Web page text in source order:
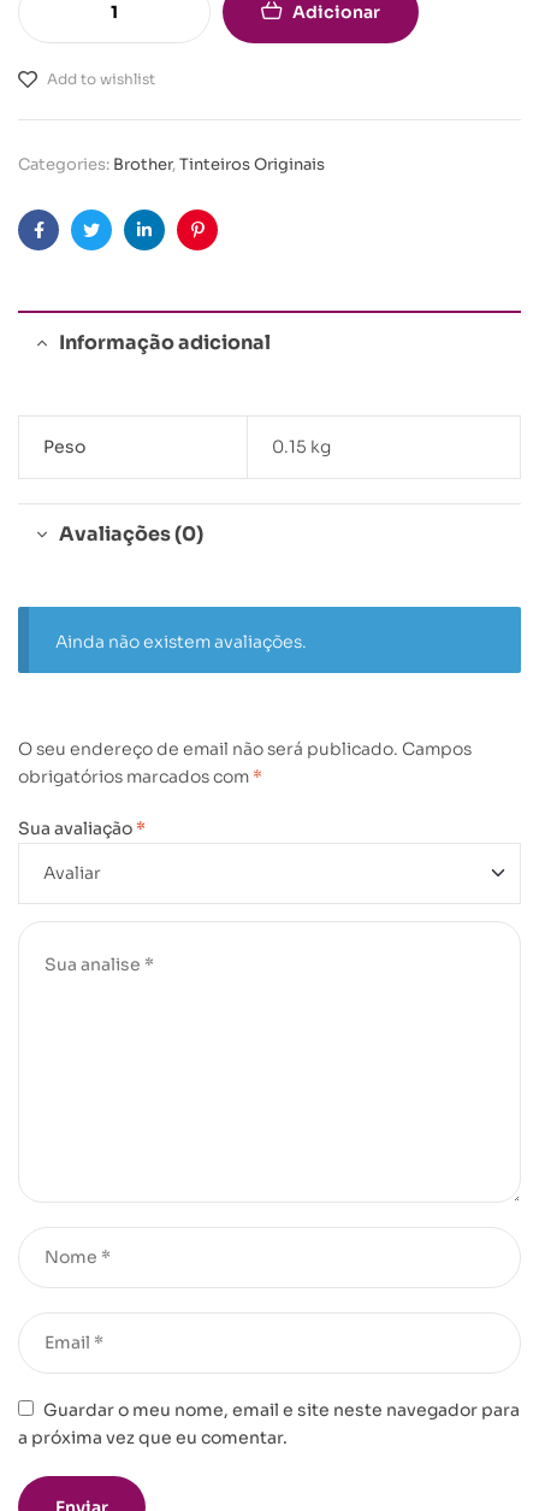
Adicionar
Add to wishlist
Categories: Brother,Tinteiros Originais
FacebookTwitterLinkedinPinterest
Informação adicional
Peso 0.15 kg
Avaliações (0)
Ainda não existem avaliações.
O seu endereço de email não será publicado. Campos
obrigatórios marcados com *
Sua avaliação *
Guardar o meu nome, email e site neste navegador para
a próxima vez que eu comentar.